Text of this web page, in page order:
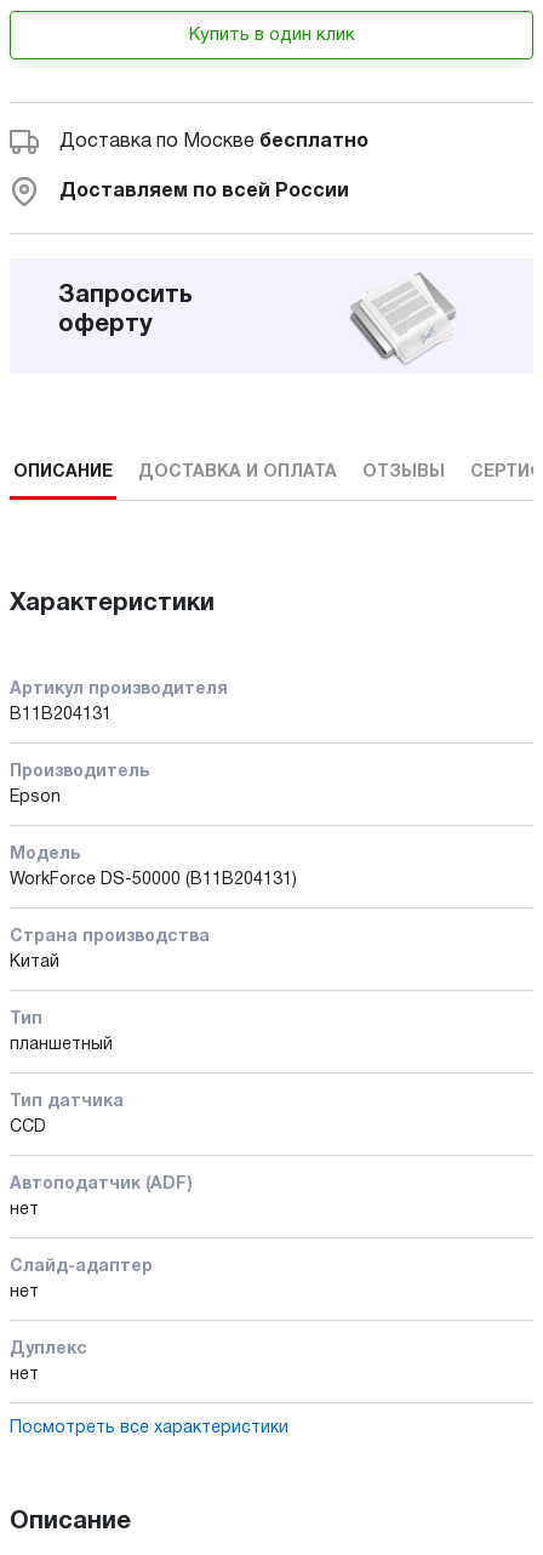
Купить в один клик
Доставка по Москве бесплатно
Доставляем по всей России
Запросить
оферту
ОПИСАНИЕ ДОСТАВКА И ОПЛАТА ОТЗЫВЫ
Характеристики
Артикул производителя
B11B204131
Производитель
Epson
Модель
WorkForce DS-50000 (B11B204131)
Страна производства
Китай
Тип
планшетный
Тип датчика
CCD
Автоподатчик (ADF)
нет
Слайд-адаптер
нет
Дуплекс
нет
Посмотреть все характеристики
Описание